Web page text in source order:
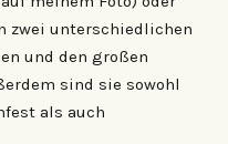
zwei unterschiedlichen
und den großen
sind sie sowohl
als auch